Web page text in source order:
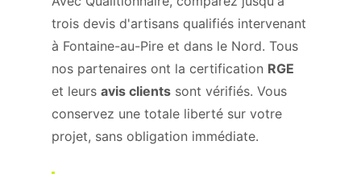
trois devis d'artisans qualifiés intervenant
à Fontaine-au-Pire et dans le Nord. Tous
nos partenaires ont la certification RGE
et leurs avis clients sont vérifiés. Vous
conservez une totale liberté sur votre
projet, sans obligation immédiate.